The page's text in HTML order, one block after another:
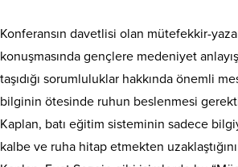
Konferansın davetlisi olan mütefekkir-
konuşmasında gençlere medeniyet
taşıdığı sorumluluklar hakkında önemli
bilginin ötesinde ruhun beslenmesi
Kaplan, batı eğitim sisteminin sadece
kalbe ve ruha hitap etmekten